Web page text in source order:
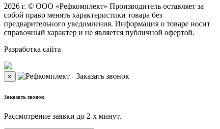
2026 г. © ООО «Рефкомплект» Производитель оставляет за
собой право менять характеристики товара без
предварительного уведомления. Информация о товаре носит
справочный характер и не является публичной офертой.
Разработка сайта
×
Заказать звонок
Рассмотрение заявки до 2-x минут.